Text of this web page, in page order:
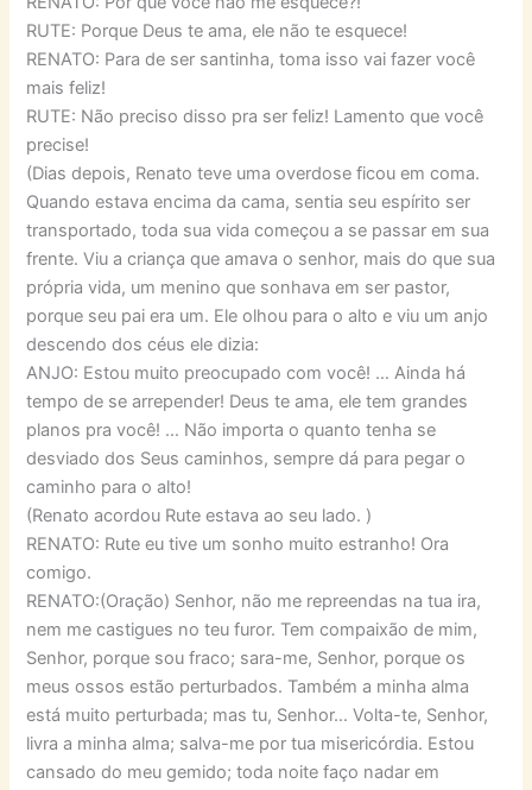
RUTE: Porque Deus te ama, ele não te esquece!
RENATO: Para de ser santinha, toma isso vai fazer você
mais feliz!
RUTE: Não preciso disso pra ser feliz! Lamento que você
precise!
(Dias depois, Renato teve uma overdose ficou em coma.
Quando estava encima da cama, sentia seu espírito ser
transportado, toda sua vida começou a se passar em sua
frente. Viu a criança que amava o senhor, mais do que sua
própria vida, um menino que sonhava em ser pastor,
porque seu pai era um. Ele olhou para o alto e viu um anjo
descendo dos céus ele dizia:
ANJO: Estou muito preocupado com você! … Ainda há
tempo de se arrepender! Deus te ama, ele tem grandes
planos pra você! … Não importa o quanto tenha se
desviado dos Seus caminhos, sempre dá para pegar o
caminho para o alto!
(Renato acordou Rute estava ao seu lado. )
RENATO: Rute eu tive um sonho muito estranho! Ora
comigo.
RENATO:(Oração) Senhor, não me repreendas na tua ira,
nem me castigues no teu furor. Tem compaixão de mim,
Senhor, porque sou fraco; sara-me, Senhor, porque os
meus ossos estão perturbados. Também a minha alma
está muito perturbada; mas tu, Senhor… Volta-te, Senhor,
livra a minha alma; salva-me por tua misericórdia. Estou
cansado do meu gemido; toda noite faço nadar em